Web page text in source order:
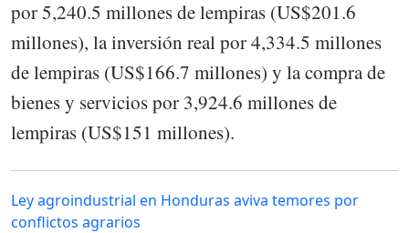
por 5,240.5 millones de lempiras (US$201.6
millones), la inversión real por 4,334.5 millones
de lempiras (US$166.7 millones) y la compra de
bienes y servicios por 3,924.6 millones de
lempiras (US$151 millones).
Ley agroindustrial en Honduras aviva temores por
conflictos agrarios